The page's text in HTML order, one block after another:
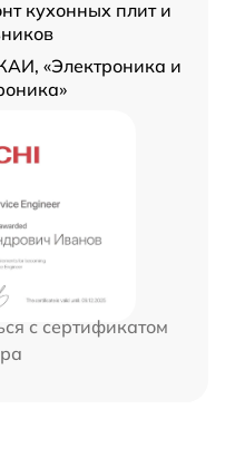
кухонных плит и
«Электроника и
с сертификатом